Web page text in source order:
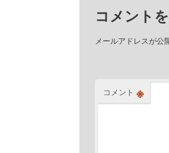
コメント
メールアドレスが公
コメント ※